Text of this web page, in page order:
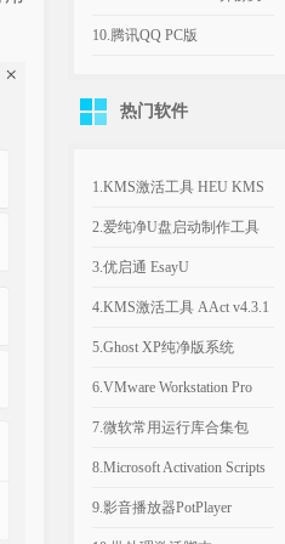
机游戏
平台远程桌面工具
10.腾讯QQ PC版
热门软件
1.KMS激活工具 HEU KMS
Activator v64.0.0
2.爱纯净U盘启动制作工具
v2025.1003
3.优启通 EsayU
v3.7.2025.0326 无广告纯净版
4.KMS激活工具 AAct v4.3.1
汉化便携版
5.Ghost XP纯净版系统
2020.06 经典稳定版
6.VMware Workstation Pro
26H1 v26.0.1810 附永久激活
密钥
7.微软常用运行库合集包
v2026.06.07 可自选更新
8.Microsoft Activation Scripts
AIO v3.12 KMS激活脚本
9.影音播放器PotPlayer